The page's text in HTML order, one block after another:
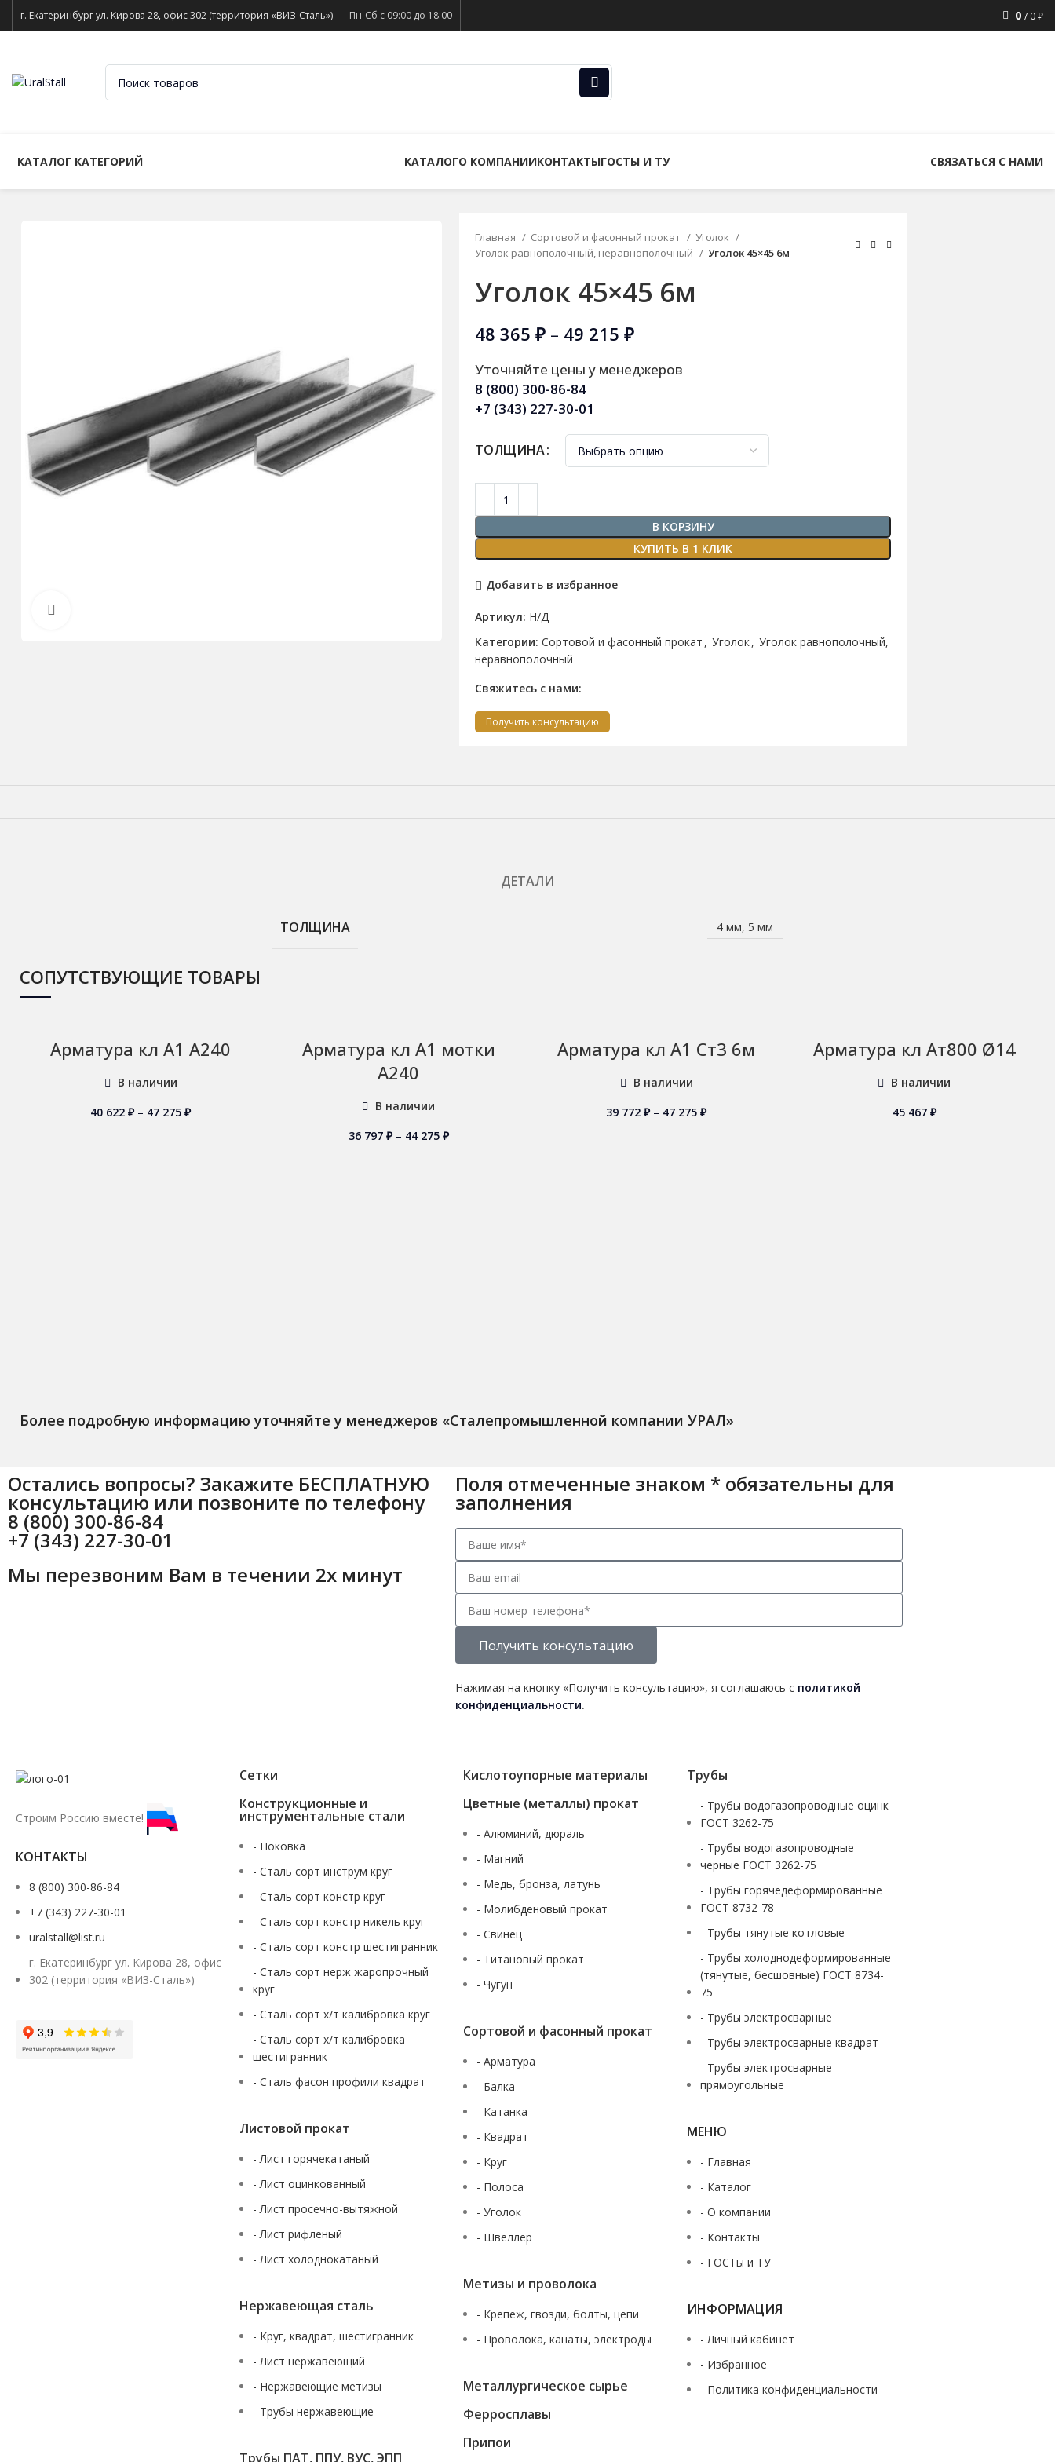
г. Екатеринбург ул. Кирова 28, офис 302 (территория «ВИЗ-Сталь») Пн-Сб с 09:00 до 18:00 0 / 0₽
КАТАЛОГ КАТЕГОРИЙ КАТАЛОГО КОМПАНИИКОНТАКТЫГОСТЫ И ТУ СВЯЗАТЬСЯ С НАМИ
Главная Сортовой и фасонный прокат
Уголок
Уголок равнополочный, неравнополочный
Уголок 45×45 6м
Уголок 45×45 6м
48 365 ₽ – 49 215 ₽
Уточняйте цены у менеджеров
8 (800) 300-86-84
+7 (343) 227-30-01
ТОЛЩИНА
В КОРЗИНУ
КУПИТЬ В 1 КЛИК
Добавить в избранное
Артикул: Н/Д
Категории: Сортовой и фасонный прокат , Уголок, Уголок равнополочный,
неравнополочный
Свяжитесь с нами:
Получить консультацию
ДЕТАЛИ
ТОЛЩИНА 4 мм, 5 мм
СОПУТСТВУЮЩИЕ ТОВАРЫ
Арматура кл А1 А240
В наличии
40 622₽ – 47 275₽
Арматура кл А1 мотки
А240
В наличии
36 797 ₽ – 44 275 ₽
Арматура кл А1 Ст3 6м
В наличии
39 772₽ – 47 275₽
Арматура кл Ат800 Ø14
В наличии
45 467 ₽
Более подробную информацию уточняйте у менеджеров «Сталепромышленной компании УРАЛ»
Остались вопросы? Закажите БЕСПЛАТНУЮ
консультацию или позвоните по телефону
8 (800) 300-86-84
+7 (343) 227-30-01
Мы перезвоним Вам в течении 2х минут
Поля отмеченные знаком * обязательны для
заполнения
Получить консультацию
Нажимая на кнопку «Получить консультацию», я соглашаюсь с политикой
конфиденциальности.
Строим Россию вместе!
КОНТАКТЫ
8 (800) 300-86-84
+7 (343) 227-30-01
uralstall@list.ru
г. Екатеринбург ул. Кирова 28, офис
302 (территория «ВИЗ-Сталь»)
Сетки
Конструкционные и
инструментальные стали
- Поковка
- Сталь сорт инструм круг
- Сталь сорт констр круг
- Сталь сорт констр никель круг
- Сталь сорт констр шестигранник
- Сталь сорт нерж жаропрочный
круг
- Сталь сорт х/т калибровка круг
- Сталь сорт х/т калибровка
шестигранник
- Сталь фасон профили квадрат
Листовой прокат
- Лист горячекатаный
- Лист оцинкованный
- Лист просечно-вытяжной
- Лист рифленый
- Лист холоднокатаный
Нержавеющая сталь
- Круг, квадрат, шестигранник
- Лист нержавеющий
- Нержавеющие метизы
- Трубы нержавеющие
Трубы ПАТ, ППУ, ВУС, ЭПП
Кислотоупорные материалы
Цветные (металлы) прокат
- Алюминий, дюраль
- Магний
- Медь, бронза, латунь
- Молибденовый прокат
- Свинец
- Титановый прокат
- Чугун
Сортовой и фасонный прокат
- Арматура
- Балка
- Катанка
- Квадрат
- Круг
- Полоса
- Уголок
- Швеллер
Метизы и проволока
- Крепеж, гвозди, болты, цепи
- Проволока, канаты, электроды
Металлургическое сырье
Ферросплавы
Припои
Трубы
- Трубы водогазопроводные оцинк
ГОСТ 3262-75
- Трубы водогазопроводные
черные ГОСТ 3262-75
- Трубы горячедеформированные
ГОСТ 8732-78
- Трубы тянутые котловые
- Трубы холоднодеформированные
(тянутые, бесшовные) ГОСТ 8734-
75
- Трубы электросварные
- Трубы электросварные квадрат
- Трубы электросварные
прямоугольные
МЕНЮ
- Главная
- Каталог
- О компании
- Контакты
- ГОСТы и ТУ
ИНФОРМАЦИЯ
- Личный кабинет
- Избранное
- Политика конфиденциальности